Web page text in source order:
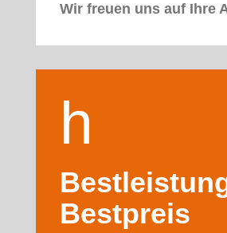
Wir freuen uns auf Ihre
h
a
Bestpreis